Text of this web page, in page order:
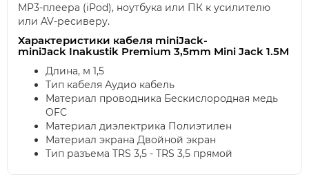
MP3-плеера (iPod), ноутбука или ПК к усилителю
или AV-ресиверу.
Характеристики кабеля miniJack-
miniJack Inakustik Premium 3,5mm Mini Jack 1.5M
Длина, м 1,5
Тип кабеля Аудио кабель
Материал проводника Бескислородная медь
OFC
Материал диэлектрика Полиэтилен
Материал экрана Двойной экран
Тип разъема TRS 3,5 - TRS 3,5 прямой